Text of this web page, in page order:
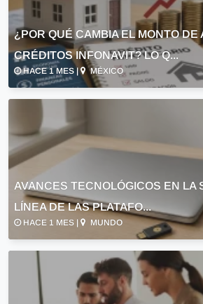
¿POR QUÉ CAMBIA EL MONTO DE
CRÉDITOS INFONAVIT? LO Q...
HACE 1 MES | MÉXICO
AVANCES TECNOLÓGICOS EN LA
LÍNEA DE LAS PLATAFO...
HACE 1 MES | MUNDO